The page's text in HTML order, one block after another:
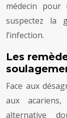
médecin
suspectez la
l’infection.
Les
Face aux
aux
alternative